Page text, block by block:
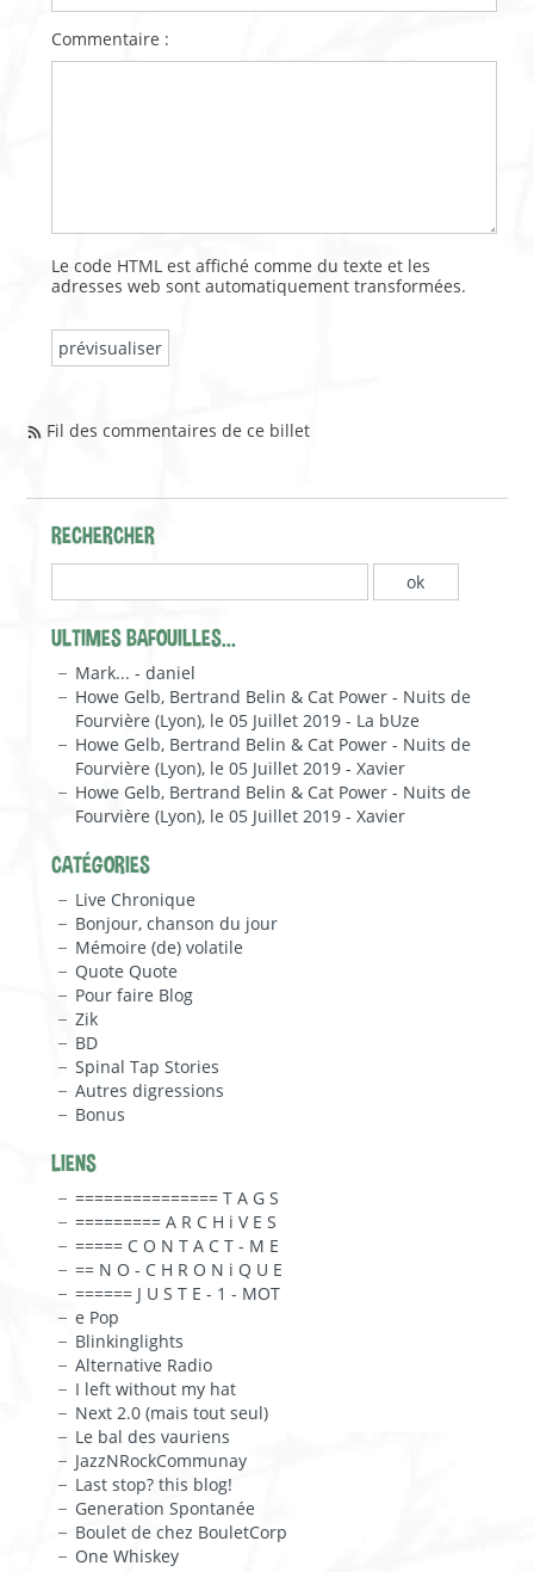
Commentaire :
Le code HTML est affiché comme du texte et les
adresses web sont automatiquement transformées.
Fil des commentaires de ce billet
RECHERCHER
ULTIMES BAFOUILLES...
Mark... - daniel
Howe Gelb, Bertrand Belin & Cat Power - Nuits de
Fourvière (Lyon), le 05 Juillet 2019 - La bUze
Howe Gelb, Bertrand Belin & Cat Power - Nuits de
Fourvière (Lyon), le 05 Juillet 2019 - Xavier
Howe Gelb, Bertrand Belin & Cat Power - Nuits de
Fourvière (Lyon), le 05 Juillet 2019 - Xavier
CATÉGORIES
Live Chronique
Bonjour, chanson du jour
Mémoire (de) volatile
Quote Quote
Pour faire Blog
Zik
BD
Spinal Tap Stories
Autres digressions
Bonus
LIENS
=============== T A G S
========= A R C H i V E S
===== C O N T A C T - M E
== N O - C H R O N i Q U E
====== J U S T E - 1 - MOT
e Pop
Blinkinglights
Alternative Radio
I left without my hat
Next 2.0 (mais tout seul)
Le bal des vauriens
JazzNRockCommunay
Last stop? this blog!
Generation Spontanée
Boulet de chez BouletCorp
One Whiskey